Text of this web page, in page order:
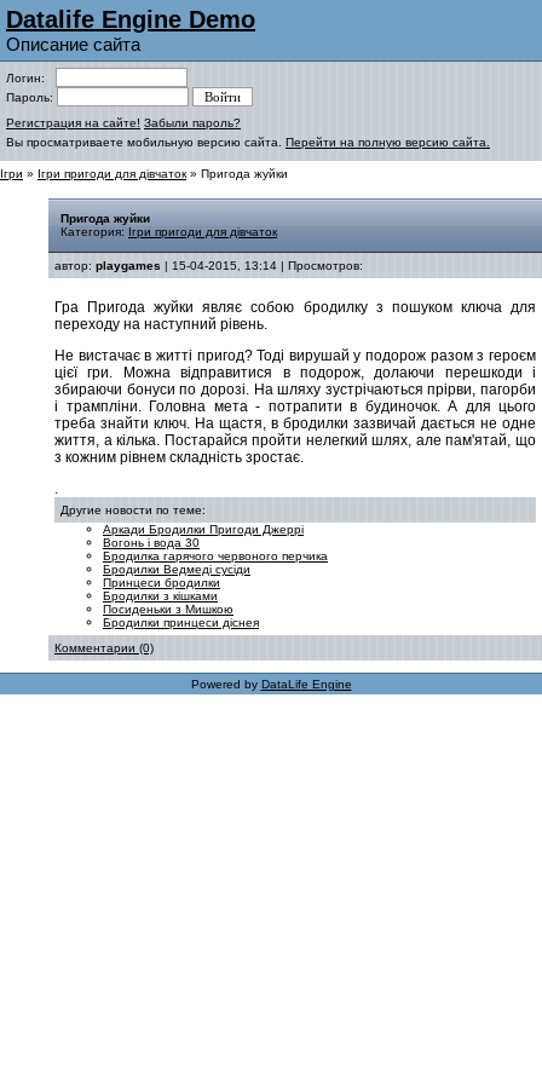
Datalife Engine Demo
Описание сайта
Логин:
Пароль:
Регистрация на сайте! Забыли пароль?
Вы просматриваете мобильную версию сайта. Перейти на полную версию сайта.
Ігри » Ігри пригоди для дівчаток » Пригода жуйки
Пригода жуйки
Категория: Ігри пригоди для дівчаток
автор: playgames | 15-04-2015, 13:14 | Просмотров:
Гра Пригода жуйки являє собою бродилку з пошуком ключа для
переходу на наступний рівень.
Не вистачає в житті пригод? Тоді вирушай у подорож разом з героєм
цієї гри. Можна відправитися в подорож, долаючи перешкоди і
збираючи бонуси по дорозі. На шляху зустрічаються прірви, пагорби
і трампліни. Головна мета - потрапити в будиночок. А для цього
треба знайти ключ. На щастя, в бродилки зазвичай дається не одне
життя, а кілька. Постарайся пройти нелегкий шлях, але пам'ятай, що
з кожним рівнем складність зростає.
.
Другие новости по теме:
Аркади Бродилки Пригоди Джеррі
Вогонь і вода 30
Бродилка гарячого червоного перчика
Бродилки Ведмеді сусіди
Принцеси бродилки
Бродилки з кішками
Посиденьки з Мишкою
Бродилки принцеси діснея
Комментарии (0)
Powered by DataLife Engine